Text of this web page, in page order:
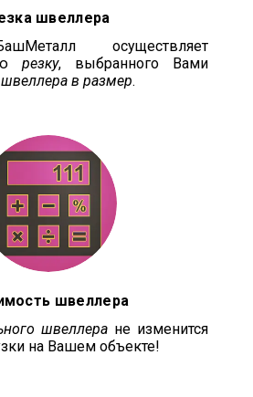
швеллера
осуществляет
резку, выбранного Вами
в размер.
швеллера
швеллера не изменится
на Вашем объекте!